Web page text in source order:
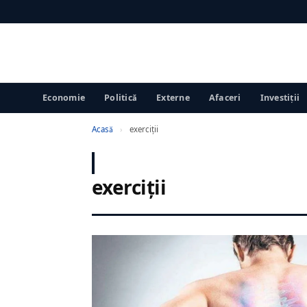
Economie Politică Externe Afaceri Investiții
Acasă › exerciţii
exerciţii